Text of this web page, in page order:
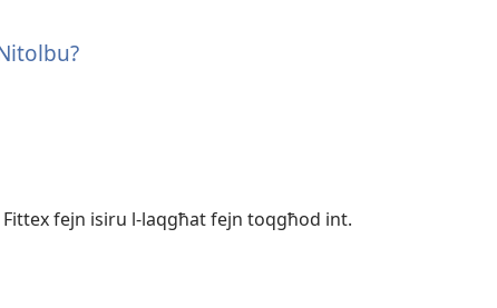
fejn isiru l-laqgħat fejn toqgħod int.